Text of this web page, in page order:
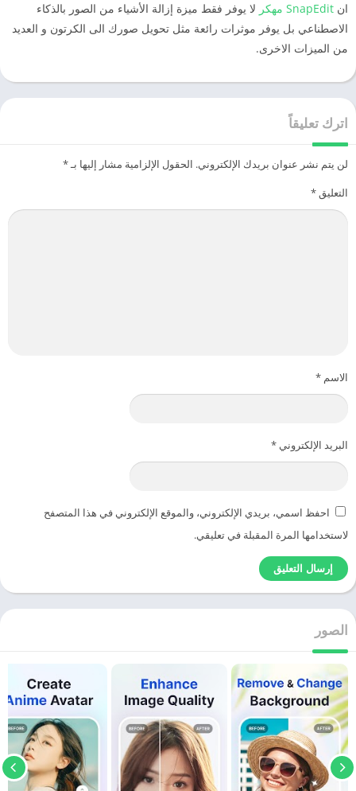
ان SnapEdit مهكر
لا يوفر فقط ميزة إزالة الأشياء من الصور بالذكاء
الاصطناعي بل يوفر موثرات رائعة مثل تحويل صورك الى الكرتون و العديد
من الميزات الاخرى.
اترك تعليقاً
لن يتم نشر عنوان بريدك الإلكتروني. الحقول الإلزامية مشار إليها بـ*
التعليق*
الاسم *
البريد الإلكتروني *
احفظ اسمي، بريدي الإلكتروني، والموقع الإلكتروني في هذا المتصفح
لاستخدامها المرة المقبلة في تعليقي.
الصور